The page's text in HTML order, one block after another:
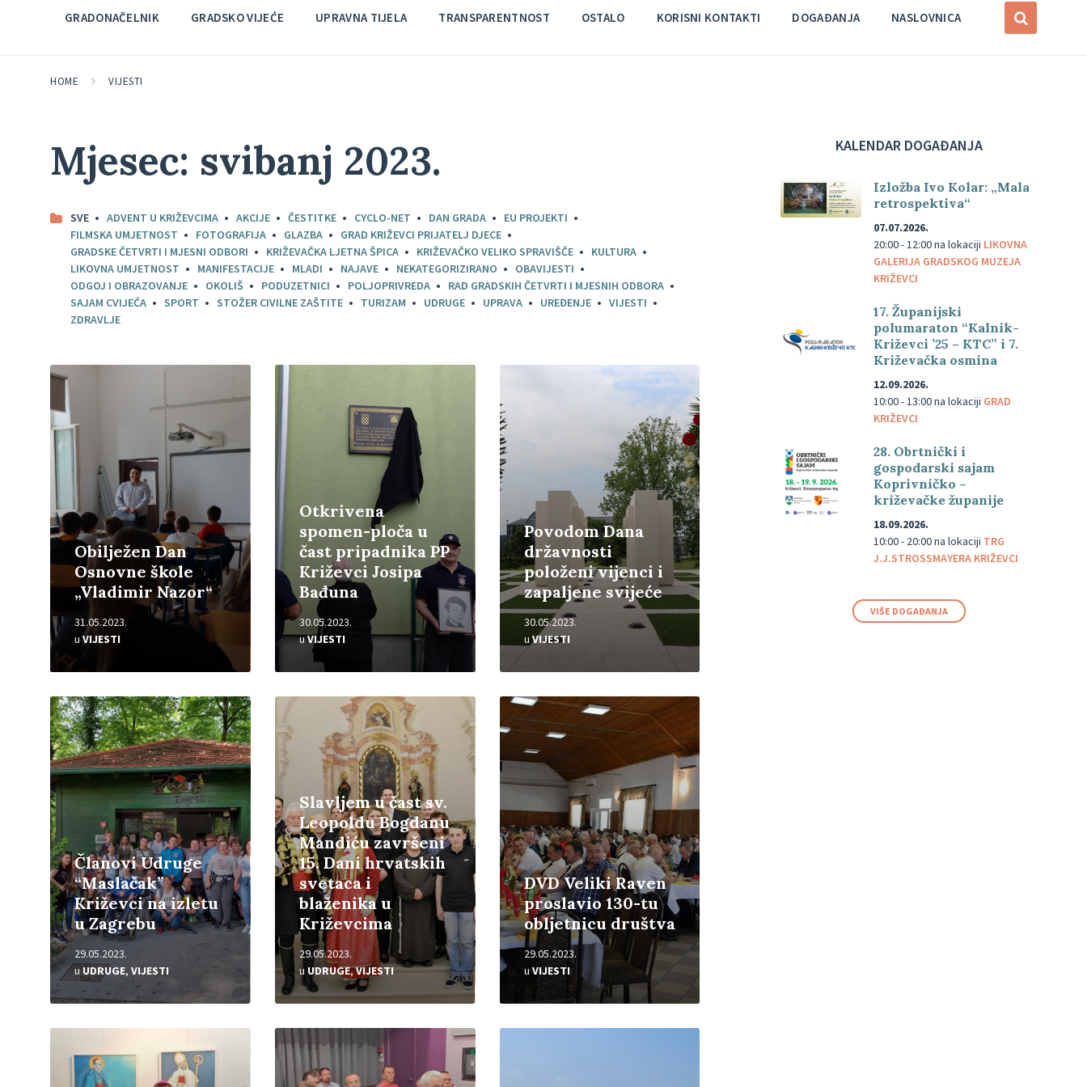
GRADONAČELNIK GRADSKO VIJEĆE UPRAVNA TIJELA TRANSPARENTNOST OSTALO KORISNI KONTAKTI DOGAĐANJA NASLOVNICA
HOME VIJESTI
Mjesec: svibanj 2023.
SVE ADVENT U KRIŽEVCIMA AKCIJE ČESTITKE CYCLO-NET DAN GRADA
EU PROJEKTI
FILMSKA UMJETNOST
FOTOGRAFIJA GLAZBA
GRAD KRIŽEVCI PRIJATELJ DJECE
GRADSKE ČETVRTI I MJESNI ODBORI
KRIŽEVAČKA LJETNA ŠPICA KRIŽEVAČKO VELIKO SPRAVIŠČE
KULTURA
LIKOVNA UMJETNOST
MANIFESTACIJE MLADI NAJAVE NEKATEGORIZIRANO
OBAVIJESTI
ODGOJ I OBRAZOVANJE
OKOLIŠ PODUZETNICI POLJOPRIVREDA
RAD GRADSKIH ČETVRTI I MJESNIH ODBORA
SAJAM CVIJEĆA
SPORT STOŽER CIVILNE ZAŠTITE TURIZAM UDRUGE UPRAVA UREĐENJE
VIJESTI
ZDRAVLJE
Obilježen Dan
Osnovne škole
„Vladimir Nazor“
31.05.2023.
u VIJESTI
Pročitajte
više
Otkrivena
spomen-ploča u
čast pripadnika PP
Križevci Josipa
Bađuna
30.05.2023.
uVIJESTI
Pročitajte
više
Povodom Dana
državnosti
položeni vijenci i
zapaljene svijeće
30.05.2023.
u VIJESTI
Članovi Udruge
“Maslačak”
Križevci na izletu
u Zagrebu
29.05.2023.
u UDRUGE, VIJESTI
Pročitajte
više
Slavljem u čast sv.
Leopoldu Bogdanu
Mandiću završeni
15. Dani hrvatskih
svetaca i
blaženika u
Križevcima
29.05.2023.
u UDRUGE,VIJESTI
Pročitajte
više
DVD Veliki Raven
proslavio 130-tu
obljetnicu društva
29.05.2023.
u VIJESTI
Pročitajte
više
Pročitajte
Pročitajte
više
Pročitajte
KALENDAR DOGAĐANJA
Izložba Ivo Kolar: „Mala
retrospektiva“
07.07.2026.
20:00 - 12:00na lokaciji LIKOVNA
GALERIJA GRADSKOG MUZEJA
KRIŽEVCI
17. Županijski
polumaraton “Kalnik-
Križevci ’25 – KTC” i 7.
Križevačka osmina
12.09.2026.
10:00 - 13:00na lokaciji GRAD
KRIŽEVCI
28. Obrtnički i
gospodarski sajam
Koprivničko –
križevačke županije
18.09.2026.
10:00 - 20:00na lokaciji TRG
J.J.STROSSMAYERA KRIŽEVCI
VIŠE DOGAĐANJA